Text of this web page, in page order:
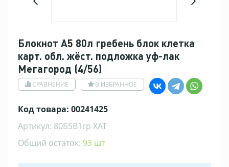
Блокнот А5 80л гребень блок клетка
карт. обл. жёст. подложка уф-лак
Мегагород (4/56)
СРАВНЕНИЕ В ИЗБРАННОЕ
Код товара: 00241425
Артикул: 80Б5В1гр ХАТ
Общий остаток: 93 шт